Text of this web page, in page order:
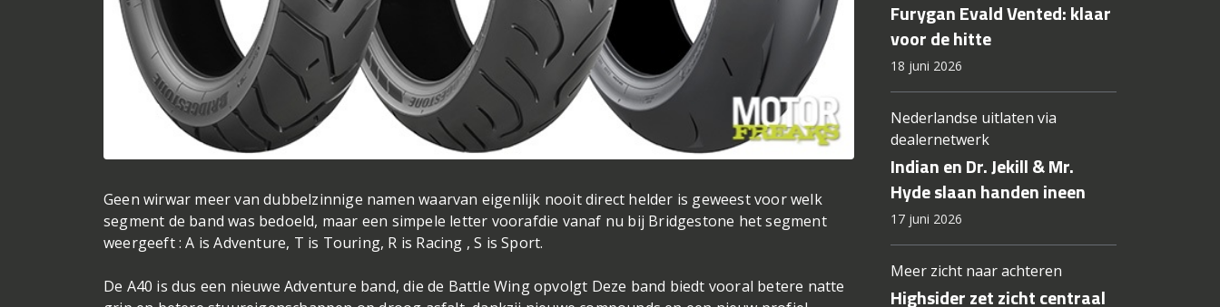
Geen wirwar meer van dubbelzinnige namen waarvan eigenlijk nooit direct helder is geweest voor welk
segment de band was bedoeld, maar een simpele letter voorafdie vanaf nu bij Bridgestone het segment
weergeeft : A is Adventure, T is Touring, R is Racing , S is Sport.
De A40 is dus een nieuwe Adventure band, die de Battle Wing opvolgt Deze band biedt vooral betere natte
Furygan Evald Vented: klaar
voor de hitte
18 juni 2026
Nederlandse uitlaten via
dealernetwerk
Indian en Dr. Jekill & Mr.
Hyde slaan handen ineen
17 juni 2026
Meer zicht naar achteren
Highsider zet zicht centraal